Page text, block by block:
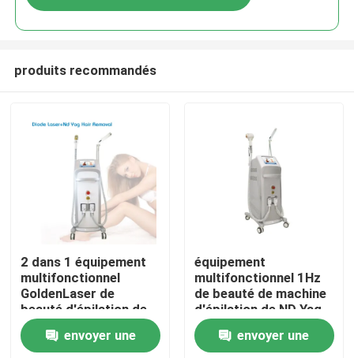
Maison
Produits
Vidéos
produits recommandés
2 dans 1 équipement
multifonctionnel
GoldenLaser de
beauté d'épilation de
laser de ND Yag de
laser de la diode
envoyer une
équipement
multifonctionnel 1Hz
de beauté de machine
d'épilation de ND Yag
de la diode 808nm
envoyer une